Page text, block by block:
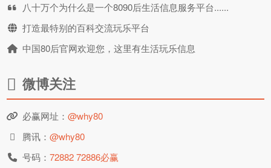
八十万个为什么是一个8090后生活信息服务平台......
打造最特别的百科交流玩乐平台
中国80后官网欢迎您，这里有生活玩乐信息
微博关注
必赢网址：@why80
腾讯：@why80
号码：72882 72886必赢